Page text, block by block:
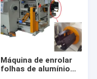
Máquina de enrolar
folhas de alumínio